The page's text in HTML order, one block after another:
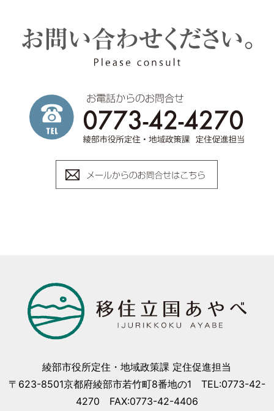
綾部市役所定住・地域政策課 定住促進担当
〒623-8501京都府綾部市若竹町8番地の1 TEL:0773-42-
4270 FAX:0773-42-4406